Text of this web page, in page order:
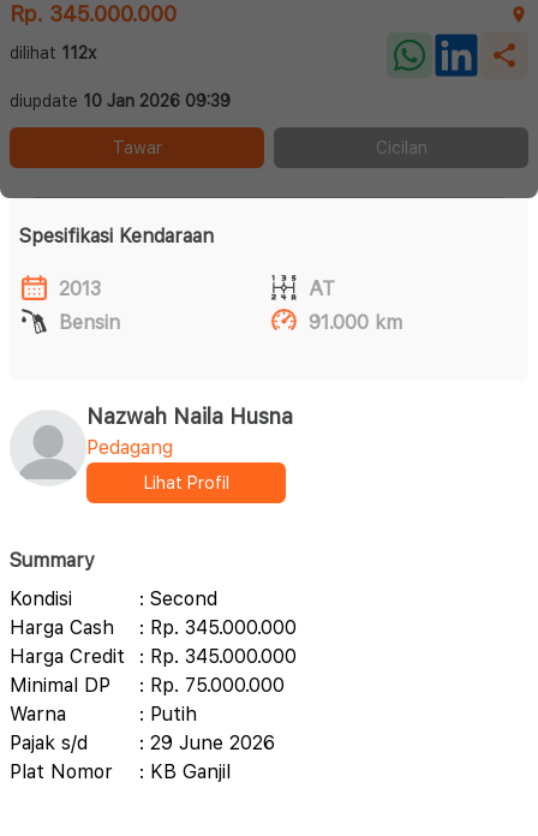
Rp. 345.000.000
dilihat 112x
diupdate 10 Jan 2026 09:39
Tawar Cicilan
Spesifikasi Kendaraan
2013
AT
Bensin
91.000 km
Nazwah Naila Husna
Pedagang
Lihat Profil
Summary
Kondisi
: Second
Harga Cash
: Rp. 345.000.000
Harga Credit
: Rp. 345.000.000
Minimal DP
: Rp. 75.000.000
Warna
: Putih
Pajak s/d
: 29 June 2026
Plat Nomor
: KB Ganjil